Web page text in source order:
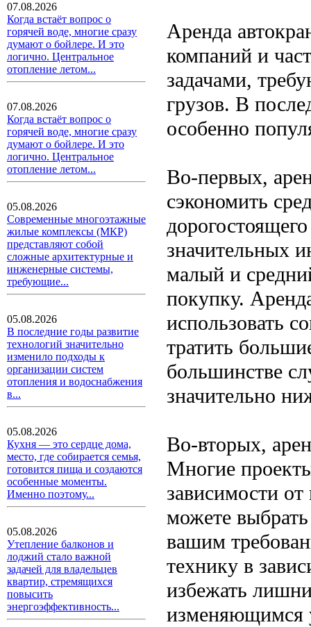
07.08.2026
Когда встаёт вопрос о
горячей воде, многие сразу
думают о бойлере. И это
логично. Центральное
отопление летом...
07.08.2026
Когда встаёт вопрос о
горячей воде, многие сразу
думают о бойлере. И это
логично. Центральное
отопление летом...
05.08.2026
Современные многоэтажные
жилые комплексы (МКР)
представляют собой
сложные архитектурные и
инженерные системы,
требующие...
05.08.2026
В последние годы развитие
технологий значительно
изменило подходы к
организации систем
отопления и водоснабжения
в...
05.08.2026
Кухня — это сердце дома,
место, где собирается семья,
готовится пища и создаются
особенные моменты.
Именно поэтому...
05.08.2026
Утепление балконов и
лоджий стало важной
задачей для владельцев
квартир, стремящихся
повысить
энергоэффективность...
Аренда
компаний и
задачами,
грузов. В
особенно
Во-первых,
сэкономить
значительных
малый и
покупку.
использовать
тратить
большинстве
значительно
Во-вторых,
Многие
зависимости
можете
вашим
технику в
избежать
изменяющимся